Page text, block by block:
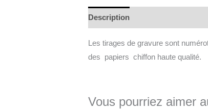
Description
Les tirages de gravure sont
des papiers chiffon haute qualité.
Vous pourriez aimer